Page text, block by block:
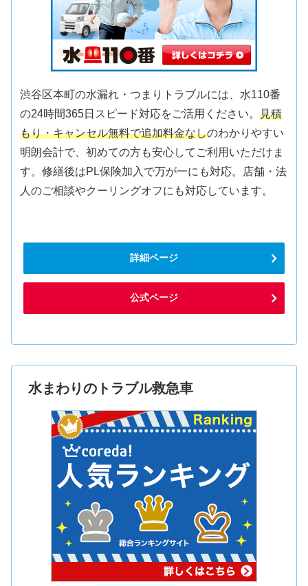
渋谷区本町の水漏れ・つまりトラブルには、水110番
の24時間365日スピード対応をご活用ください。見積
もり・キャンセル無料で追加料金なしのわかりやすい
明朗会計で、初めての方も安心してご利用いただけま
す。修繕後はPL保険加入で万が一にも対応。店舗・法
人のご相談やクーリングオフにも対応しています。
詳細ページ
公式ページ
水まわりのトラブル救急車